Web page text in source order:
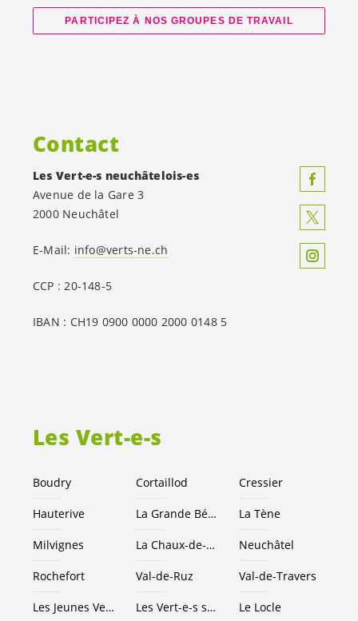
Les Vert-e-s
Boudry Cortaillod Cressier
Hauterive La Grande Béroche La Tène
Milvignes La Chaux-de-Fonds Neuchâtel
Rochefort Val-de-Ruz Val-de-Travers
Les Jeunes Vert-e-s NE
Les Vert-e-s suisses Le Locle
PARTICIPEZ À NOS GROUPES DE TRAVAIL
Contact
Les Vert-e-s neuchâtelois-es
Avenue de la Gare 3
2000 Neuchâtel
E-Mail: info@verts-ne.ch
CCP : 20-148-5
IBAN : CH19 0900 0000 2000 0148 5